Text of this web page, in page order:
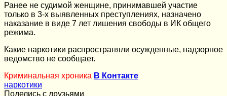
Ранее не судимой женщине, принимавшей участие
только в 3-х выявленных преступлениях, назначено
наказание в виде 7 лет лишения свободы в ИК общего
режима.
Какие наркотики распространяли осужденные, надзорное
ведомство не сообщает.
Криминальная хроника В Контакте
наркотики
Поделись с друзьями